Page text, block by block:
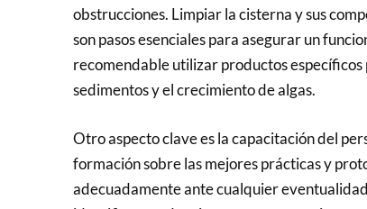
obstrucciones. Limpiar la cisterna y sus
son pasos esenciales para asegurar un
recomendable utilizar productos
sedimentos y el crecimiento de algas.
Otro aspecto clave es la capacitación del
formación sobre las mejores prácticas y
adecuadamente ante cualquier